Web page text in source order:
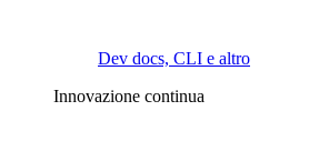
Dev docs, CLI e altro
Innovazione continua